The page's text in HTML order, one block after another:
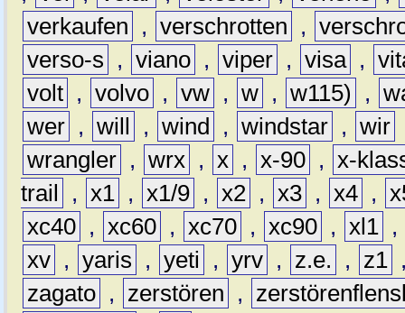
verkaufen
, verschrotten ,
verso-s
, viano , viper , visa ,
volt , volvo , vw , w , w115) ,
wer , will , wind , windstar , wir
wrangler , wrx , x , x-90 , x-
trail
, x1 , x1/9 , x2 , x3 , x4 ,
xc40 , xc60 , xc70 , xc90 , xl1 ,
xv , yaris , yeti , yrv , z.e. , z1
zagato , zerstören ,